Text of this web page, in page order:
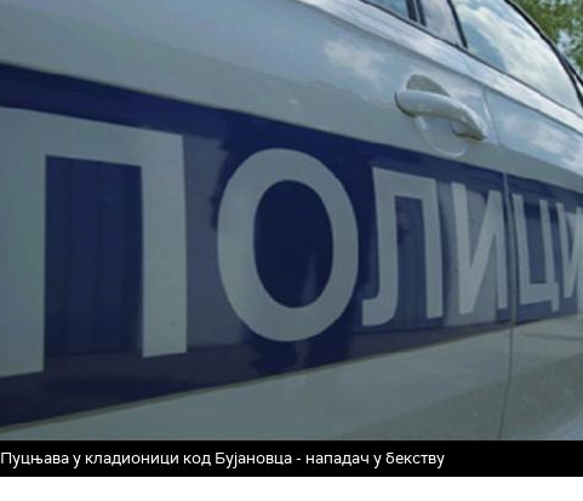
Пуцњава у кладионици код Бујановца - нападач у бекству